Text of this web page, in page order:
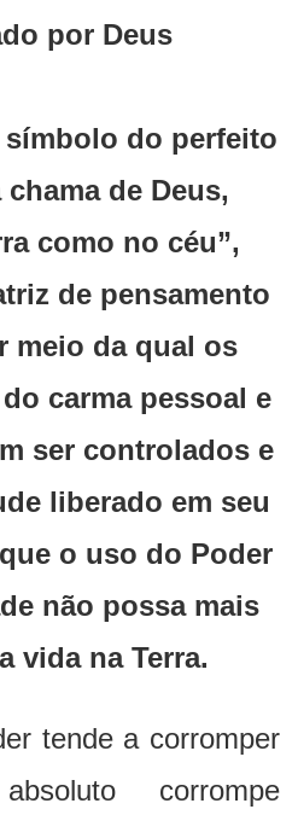
por Deus
símbolo do perfeito
de Deus,
como no céu”,
de pensamento
meio da qual os
carma pessoal e
ser controlados e
liberado em seu
o uso do Poder
não possa mais
vida na Terra.
tende a corromper
corrompe